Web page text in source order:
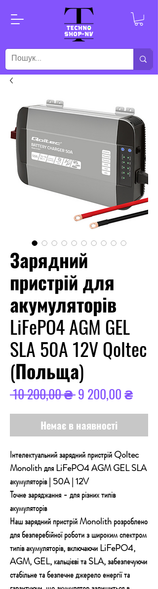
Зарядний
пристрій для
акумуляторів
LiFePO4 AGM GEL
SLA 50A 12V Qoltec
(Польща)
10 200,00 ₴ Звичайна
ціна
9 200,00 ₴За
Немає в наявності
Інтелектуальний зарядний пристрій Qoltec
Monolith для LiFePO4 AGM GEL SLA
акумуляторів | 50A | 12V
Точне заряджання - для різних типів
акумуляторів
Наш зарядний пристрій Monolith розроблено
для безперебійної роботи з широким спектром
типів акумуляторів, включаючи LiFePO4,
AGM, GEL, кальцієві та SLA, забезпечуючи
стабільне та безпечне джерело енергії та